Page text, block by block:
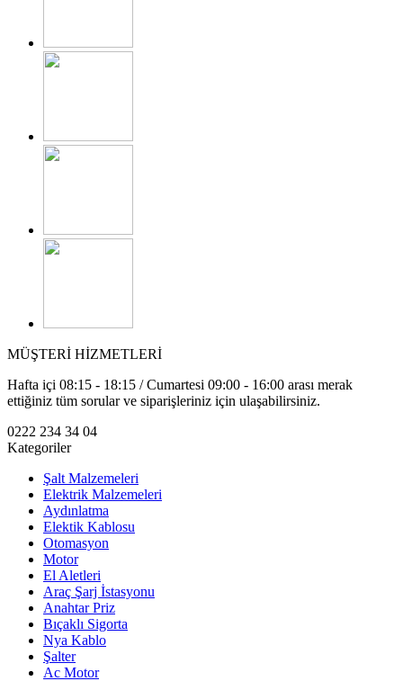
MÜŞTERİ HİZMETLERİ
Hafta içi 08:15 - 18:15 / Cumartesi 09:00 - 16:00 arası merak
ettiğiniz tüm sorular ve siparişleriniz için ulaşabilirsiniz.
0222 234 34 04
Kategoriler
Şalt Malzemeleri
Elektrik Malzemeleri
Aydınlatma
Elektik Kablosu
Otomasyon
Motor
El Aletleri
Araç Şarj İstasyonu
Anahtar Priz
Bıçaklı Sigorta
Nya Kablo
Şalter
Ac Motor